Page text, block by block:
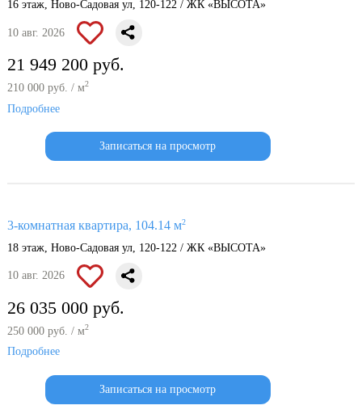
16 этаж, Ново-Садовая ул, 120-122 / ЖК «ВЫСОТА»
10 авг. 2026
21 949 200 руб.
210 000 руб. / м2
Подробнее
Записаться на просмотр
3-комнатная квартира, 104.14 м2
18 этаж, Ново-Садовая ул, 120-122 / ЖК «ВЫСОТА»
10 авг. 2026
26 035 000 руб.
250 000 руб. / м2
Подробнее
Записаться на просмотр